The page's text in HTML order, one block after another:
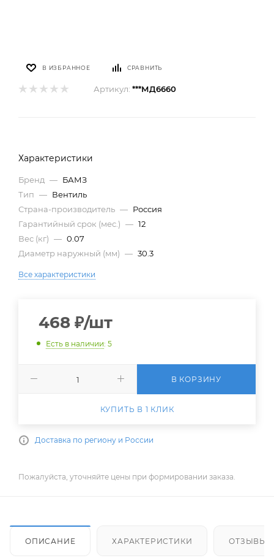
В ИЗБРАННОЕ СРАВНИТЬ
Артикул: ***МД6660
Характеристики
Бренд — БАМЗ
Тип — Вентиль
Страна-производитель — Россия
Гарантийный срок (мес.) — 12
Вес (кг) — 0.07
Диаметр наружный (мм) — 30.3
Все характеристики
468 ₽/шт
Есть в наличии: 5
В КОРЗИНУ
КУПИТЬ В 1 КЛИК
Доставка по региону и России
Пожалуйста, уточняйте цены при формировании заказа.
ОПИСАНИЕ ХАРАКТЕРИСТИКИ ОТЗЫВЫ